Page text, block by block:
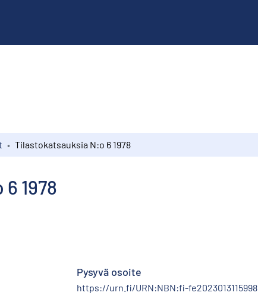
Tilastokatsauksia N:o 6 1978
1978
Pysyvä osoite
https://urn.fi/URN:NBN:fi-fe2023013115998